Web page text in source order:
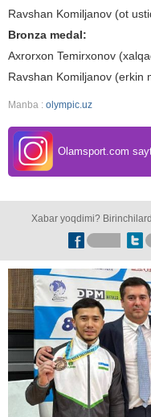
Ravshan Komiljanov (ot
Bronza medal:
Axrorxon Temirxonov
Ravshan Komiljanov (erkin
Manba : olympic.uz
Olamsport.com
Xabar yoqdimi?